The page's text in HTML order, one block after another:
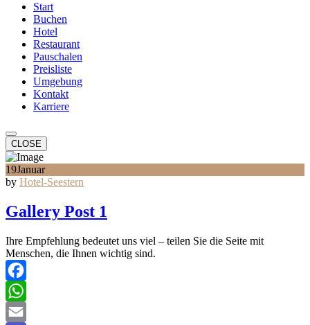
Start
Buchen
Hotel
Restaurant
Pauschalen
Preisliste
Umgebung
Kontakt
Karriere
CLOSE
19Januar
by Hotel-Seestern
Gallery Post 1
Ihre Empfehlung bedeutet uns viel – teilen Sie die Seite mit
Menschen, die Ihnen wichtig sind.
Facebook
WhatsApp